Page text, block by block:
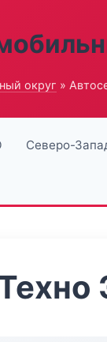
округ »
Северо-